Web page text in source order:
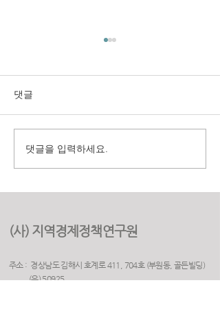
구미시 취업지원센터 만족
도 조사 용역
댓글
댓글을 입력하세요.
(사) 지역경제정책연구원
주소 : 경상남도 김해시 호계로 411, 704호 (부원동, 골든빌딩)
(우) 50925